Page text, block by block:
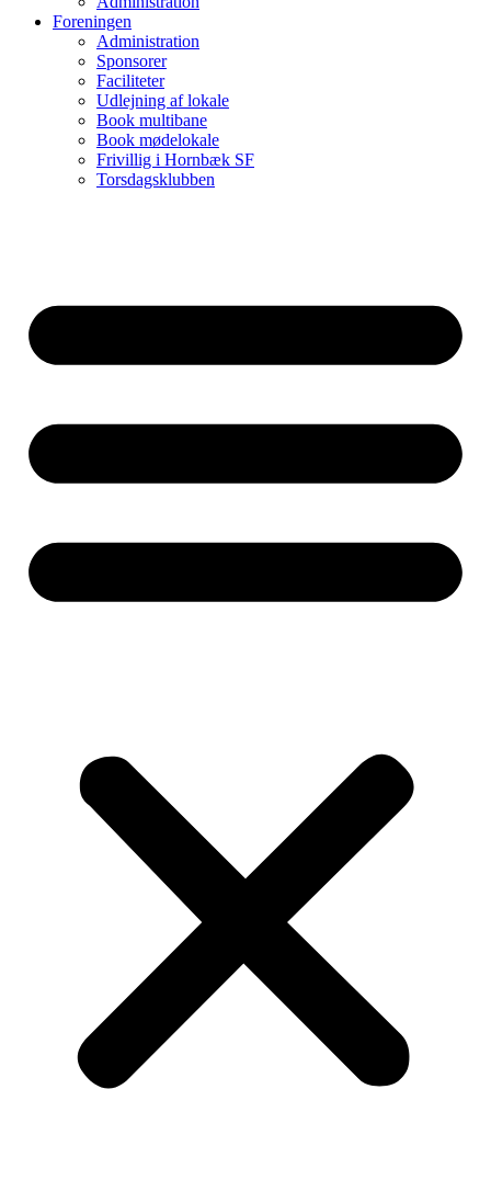
Foreningen
Administration
Sponsorer
Faciliteter
Udlejning af lokale
Book multibane
Book mødelokale
Frivillig i Hornbæk SF
Torsdagsklubben